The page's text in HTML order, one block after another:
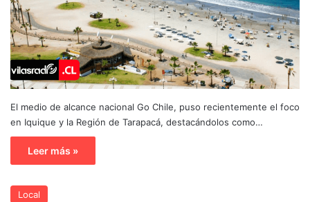
El medio de alcance nacional Go Chile, puso recientemente el foco
en Iquique y la Región de Tarapacá, destacándolos como…
Leer más »
Local